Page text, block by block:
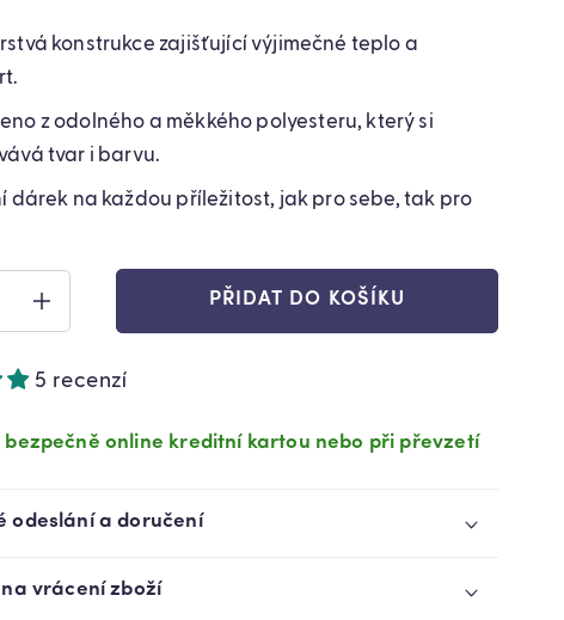
konstrukce zajišťující výjimečné teplo a
z odolného a měkkého polyesteru, který si
tvar i barvu.
dárek na každou příležitost, jak pro sebe, tak pro
ZVÝŠIT
MNOŽSTVÍ
DVOUVRSTVOVÁ
DEČKA
NA
(71420001)
PŘIDAT DO KOŠÍKU
5 recenzí
bezpečně online kreditní kartou nebo při převzetí
odeslání a doručení
na vrácení zboží